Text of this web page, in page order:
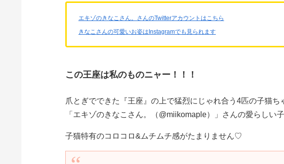
エキゾのきなこさん。さんのTwitterアカウントはこちら
きなこさんの可愛いお姿はInstagramでも見られます
この王座は私のものニャー！！！
爪とぎでできた『王座』の上で猛烈にじゃれ合う4匹の子猫ち
「エキゾのきなこさん。（@miikomaple）」さんの愛らしい
子猫特有のコロコロ&ムチムチ感がたまりません♡